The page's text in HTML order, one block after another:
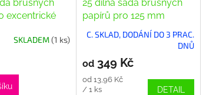
brusných
excentrické
SKLADEM(1 ks)
25 dílná sada brusných
papírů pro 125 mm
excentrické brusky
C. SKLAD, DODÁNÍ DO 3 PRAC.
DNŮ
od349 Kč
Měrná
cena:
od 13,96 Kč
/ 1 ks
DETAIL